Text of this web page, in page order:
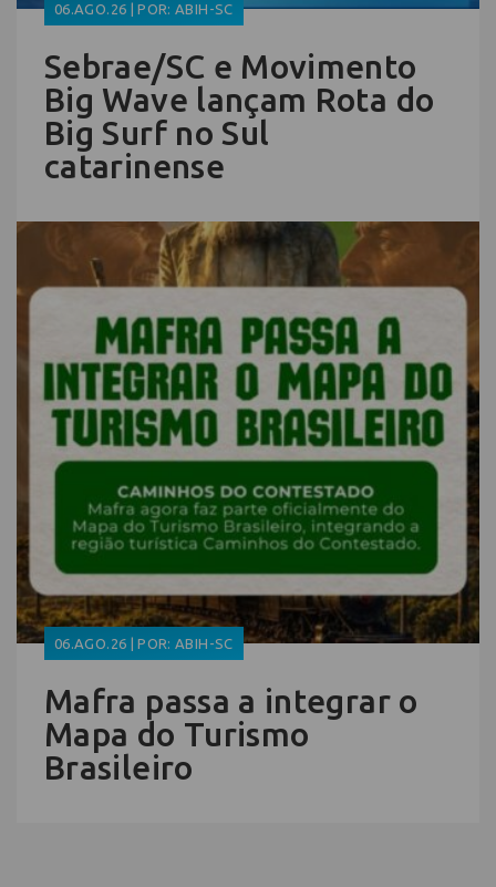
06.AGO.26 | POR: ABIH-SC
Sebrae/SC e Movimento
Big Wave lançam Rota do
Big Surf no Sul
catarinense
06.AGO.26 | POR: ABIH-SC
Mafra passa a integrar o
Mapa do Turismo
Brasileiro